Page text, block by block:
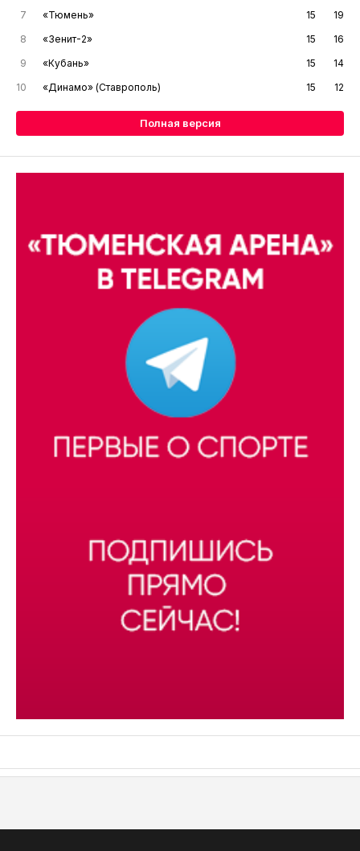
7
«Тюмень» 15
19
8
«Зенит-2» 15
16
9
«Кубань» 15
14
10
«Динамо» (Ставрополь) 15 12
Полная версия